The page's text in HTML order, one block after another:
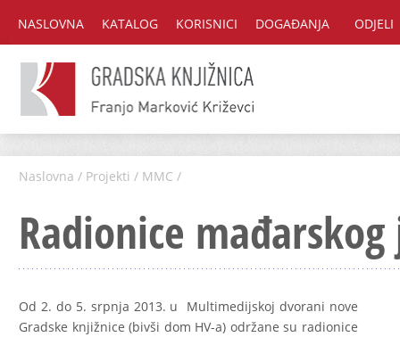
NASLOVNA KATALOG KORISNICI DOGAĐANJA ODJELI
Naslovna / Projekti / MMC /
Radionice
Od 2. do 5. srpnja 2013. u Multimedijskoj dvorani nove
Gradske knjižnice (bivši dom HV-a) održane su radionice